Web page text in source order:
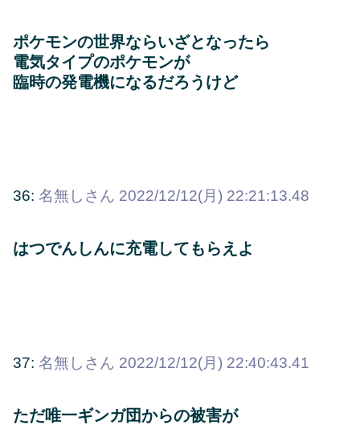
ポケモンの世界ならいざとなったら
電気タイプのポケモンが
臨時の発電機になるだろうけど
36: 名無しさん 2022/12/12(月) 22:21:13.48
はつでんしんに充電してもらえよ
37: 名無しさん 2022/12/12(月) 22:40:43.41
ただ唯一ギンガ団からの被害が